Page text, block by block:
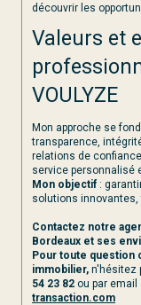
découvrir les
Valeurs et
VOULYZE
Mon approche se
transparence,
relations de
service personnalisé
Mon objectif :
solutions innovantes,
Contactez notre
Bordeaux et ses
Pour toute question
immobilier, n'hésitez
54 23 82 ou par email
transaction.com